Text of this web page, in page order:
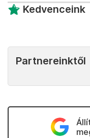
Kedvenceink
Partnereinktől